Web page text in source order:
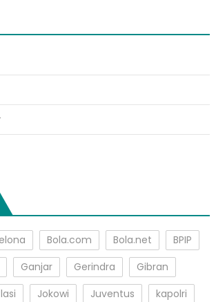
Bola.com Bola.net
BPIP
Ganjar Gerindra
Gibran
Jokowi Juventus
kapolri